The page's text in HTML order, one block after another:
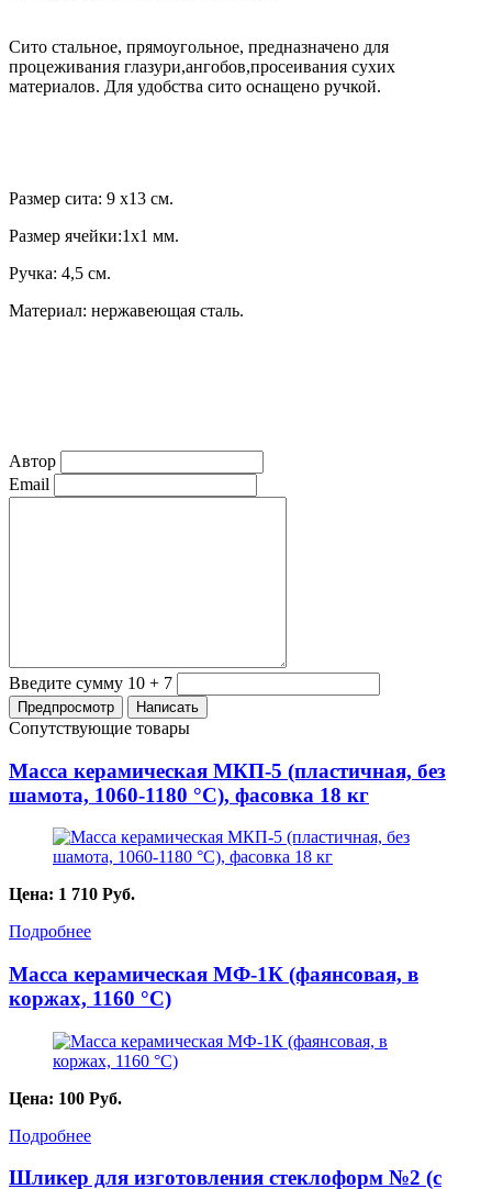
Сито стальное, прямоугольное, предназначено для
процеживания глазури,ангобов,просеивания сухих
материалов. Для удобства сито оснащено ручкой.
Размер сита: 9 х13 см.
Размер ячейки:1х1 мм.
Ручка: 4,5 см.
Материал: нержавеющая сталь.
Автор
Email
Введите сумму 10 + 7
Сопутствующие товары
Масса керамическая МКП-5 (пластичная, без
шамота, 1060-1180 °С), фасовка 18 кг
Цена: 1 710 Руб.
Подробнее
Масса керамическая МФ-1К (фаянсовая, в
коржах, 1160 °С)
Цена: 100 Руб.
Подробнее
Шликер для изготовления стеклоформ №2 (с